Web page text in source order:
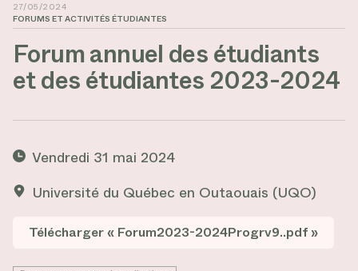
De gauche à droite : Louis-Pierre Marien-Trottier,
Monika Wright et Josianne Trudel. Photo : Laura
Delfino
27/05/2024
FORUMS ET ACTIVITÉS ÉTUDIANTES
Forum annuel des étudiants
et des étudiantes 2023-2024
Vendredi 31 mai 2024
Université du Québec en Outaouais (UQO)
Télécharger « Forum2023-2024Progrv9..pdf »